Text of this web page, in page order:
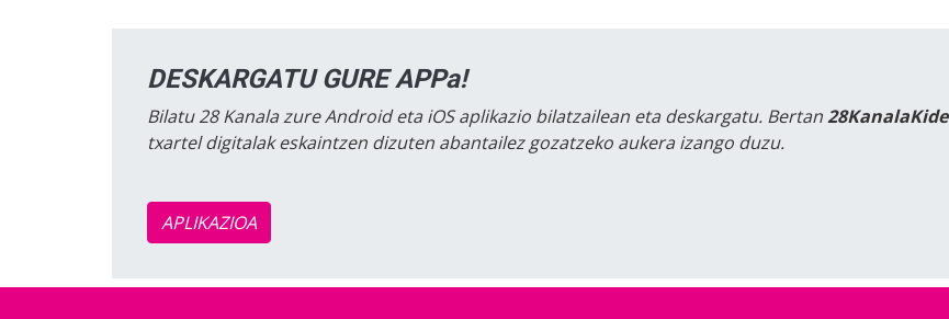
DESKARGATU GURE APPa!
Bilatu 28 Kanala zure Android eta iOS aplikazio bilatzailean eta deskargatu. Bertan28KanalaKide
txartel digitalak eskaintzen dizuten abantailez gozatzeko aukera izango duzu.
APLIKAZIOA